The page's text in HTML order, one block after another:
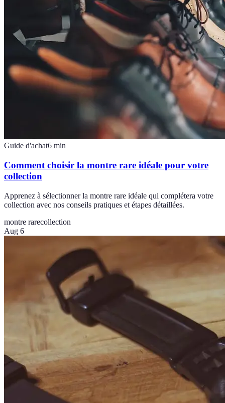
Guide d'achat6 min
Comment choisir la montre rare idéale pour votre
collection
Apprenez à sélectionner la montre rare idéale qui complétera votre
collection avec nos conseils pratiques et étapes détaillées.
montre rarecollection
Aug 6